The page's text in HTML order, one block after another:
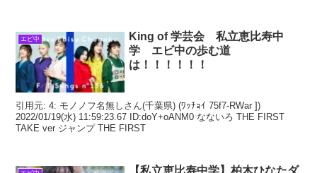
エビ中
King of 学芸会 私立恵比寿中
学 エビ中の歩む道
は！！！！！！
引用元: 4: モノノフ名無しさん(千葉県) (ﾜｯﾁｮｲ 75f7-RWar ])
2022/01/19(水) 11:59:23.67 ID:doY+oANM0 なないろ THE FIRST
TAKE ver ジャンプ THE FIRST